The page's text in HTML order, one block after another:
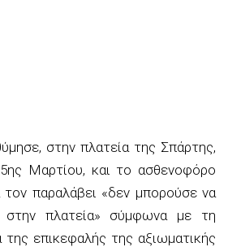
στην πλατεία της Σπάρτης,
Μαρτίου, και το ασθενοφόρο
παραλάβει «δεν μπορούσε να
στην πλατεία» σύμφωνα με τη
της επικεφαλής της αξιωματικής